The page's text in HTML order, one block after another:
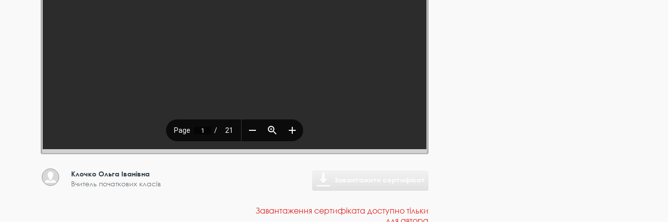
Клочко Ольга Іванівна
Вчитель початкових класів
Завантаження сертифіката доступно тільки